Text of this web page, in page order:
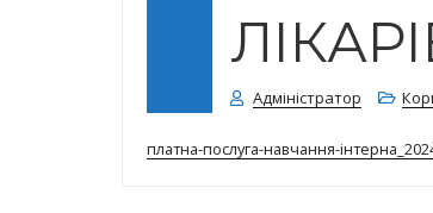
Адміністратор
платна-послуга-навчання-